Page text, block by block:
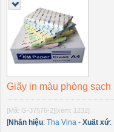
Giấy in màu phòng sạch
[Mã: G-37576-2] [xem: 1232]
[Nhãn hiệu: Tha Vina - Xuất xứ: